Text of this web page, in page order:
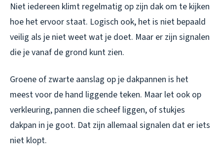
Niet iedereen klimt regelmatig op zijn dak om te kijken
hoe het ervoor staat. Logisch ook, het is niet bepaald
veilig als je niet weet wat je doet. Maar er zijn signalen
die je vanaf de grond kunt zien.
Groene of zwarte aanslag op je dakpannen is het
meest voor de hand liggende teken. Maar let ook op
verkleuring, pannen die scheef liggen, of stukjes
dakpan in je goot. Dat zijn allemaal signalen dat er iets
niet klopt.